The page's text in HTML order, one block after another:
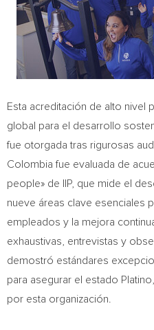
Esta acreditación de alto nivel
global para el desarrollo
fue otorgada tras rigurosas
Colombia fue evaluada de
people» de IIP, que mide el
nueve áreas clave esenciales
empleados y la mejora
exhaustivas, entrevistas y
demostró estándares
para asegurar el estado
por esta organización.